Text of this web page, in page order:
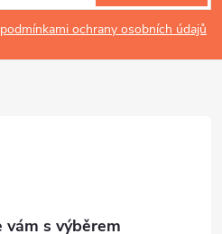
podmínkami ochrany osobních údajů